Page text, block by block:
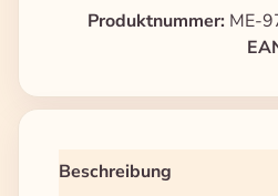
Produktnummer: ME-
Beschreibung